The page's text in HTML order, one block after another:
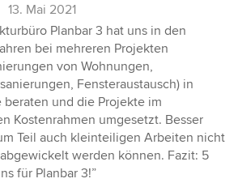
13. Mai 2021
Planbar 3 hat uns in den
bei mehreren Projekten
von Wohnungen,
Fensteraustausch) in
beraten und die Projekte im
Kostenrahmen umgesetzt. Besser
Teil auch kleinteiligen Arbeiten nicht
werden können. Fazit: 5
für Planbar 3!”